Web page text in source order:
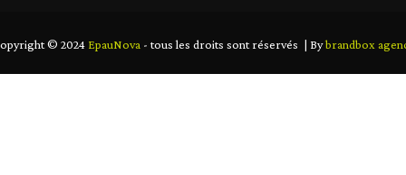
© 2024 EpauNova - tous les droits sont réservés | Bybrandbox